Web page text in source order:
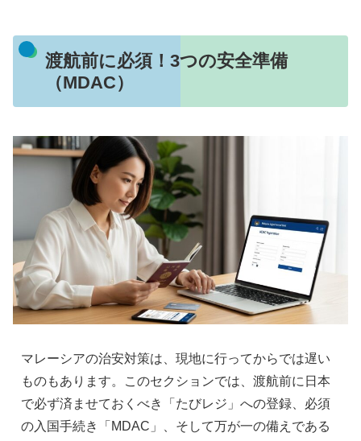
渡航前に必須！3つの安全準備
（MDAC）
マレーシアの治安対策は、現地に行ってからでは遅い
ものもあります。このセクションでは、渡航前に日本
で必ず済ませておくべき「たびレジ」への登録、必須
の入国手続き「MDAC」、そして万が一の備えである